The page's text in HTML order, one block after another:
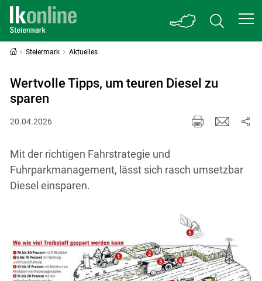
Steiermark Aktuelles
Wertvolle Tipps, um teuren Diesel zu
sparen
20.04.2026
Mit der richtigen Fahrstrategie und
Fuhrparkmanagement, lässt sich rasch umsetzbar
Diesel einsparen.